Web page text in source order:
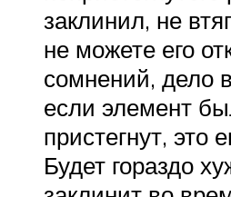
заклинил, не
не можете его
сомнений, дело
если элемент
пристегнут, это
Будет гораздо